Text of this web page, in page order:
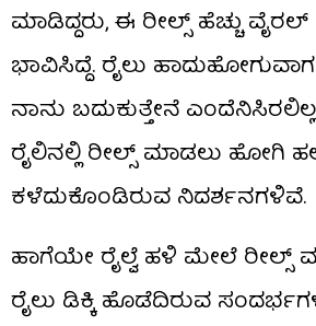
ಮಾಡಿದ್ದರು, ಈ ರೀಲ್ಸ್​ ಹೆಚ್ಚು
ಭಾವಿಸಿದ್ದೆ. ರೈಲು
ನಾನು ಬದುಕುತ್ತೇನೆ
ರೈಲಿನಲ್ಲಿ ರೀಲ್ಸ್​ ಮಾಡಲು ಹೋಗಿ
ಕಳೆದುಕೊಂಡಿರುವ ನಿದರ್ಶನಗಳಿವೆ.
ಹಾಗೆಯೇ ರೈಲ್ವೆ ಹಳಿ ಮೇಲೆ ರೀಲ್ಸ್​
ರೈಲು ಡಿಕ್ಕಿ ಹೊಡೆದಿರುವ